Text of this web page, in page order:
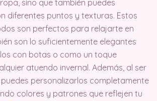
sino que también puedes
diferentes puntos y texturas. Estos
son perfectos para relajarte en
son lo suficientemente elegantes
con botas o como un toque
atuendo invernal. Además, al ser
personalizarlos completamente
colores y patrones que reflejen tu